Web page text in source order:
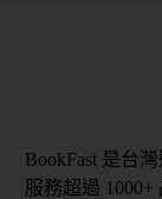
BookFast 是台
服務超過